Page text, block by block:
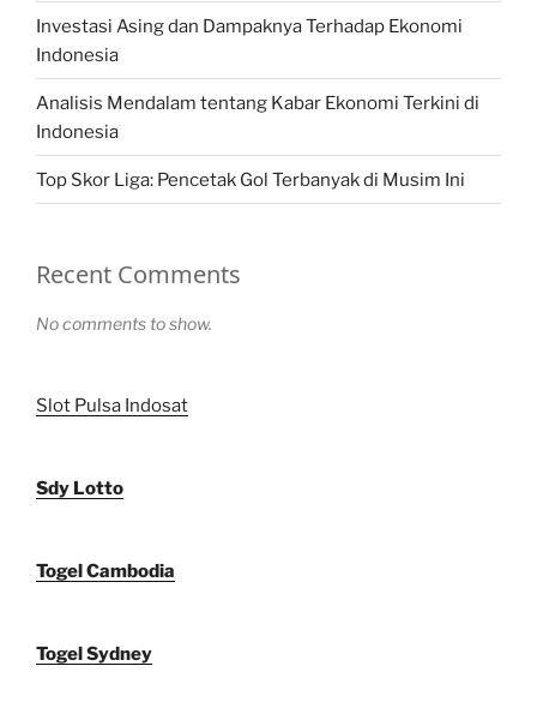
Investasi Asing dan Dampaknya Terhadap Ekonomi
Indonesia
Analisis Mendalam tentang Kabar Ekonomi Terkini di
Indonesia
Top Skor Liga: Pencetak Gol Terbanyak di Musim Ini
Recent Comments
No comments to show.
Slot Pulsa Indosat
Sdy Lotto
Togel Cambodia
Togel Sydney